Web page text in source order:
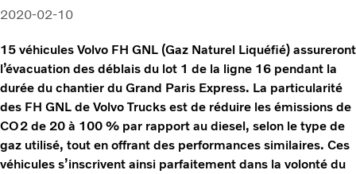
2020-02-10
15 véhicules Volvo FH GNL (Gaz Naturel Liquéfié) assureront
l’évacuation des déblais du lot 1 de la ligne 16 pendant la
durée du chantier du Grand Paris Express. La particularité
des FH GNL de Volvo Trucks est de réduire les émissions de
CO2 de 20 à 100 % par rapport au diesel, selon le type de
gaz utilisé, tout en offrant des performances similaires. Ces
véhicules s’inscrivent ainsi parfaitement dans la volonté du